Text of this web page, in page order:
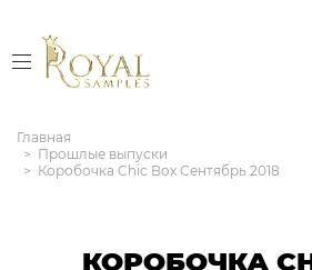
Главная
Прошлые выпуски
Коробочка Chic Box Сентябрь 2018
КОРОБОЧКА